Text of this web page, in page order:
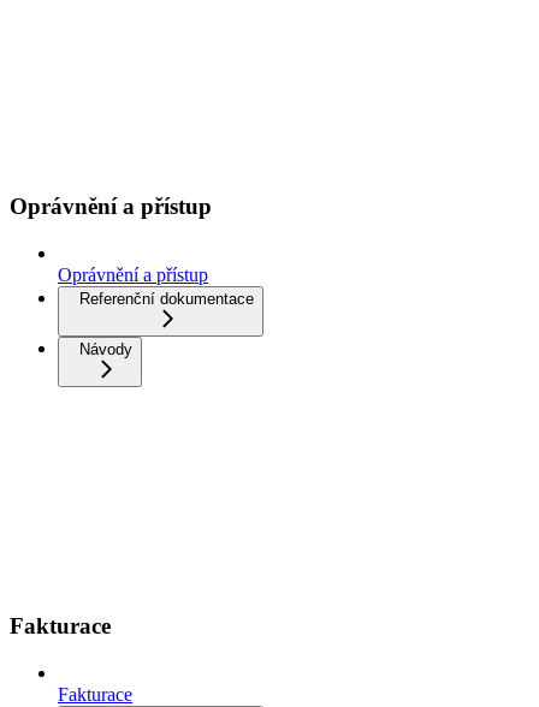
Oprávnění a přístup
Oprávnění a přístup
Referenční dokumentace
Návody
Fakturace
Fakturace